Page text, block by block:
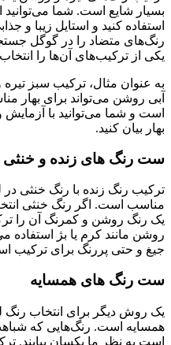
بسیار شایع است. شما می‌توانید
استفاده کنید و استایل زیبا و
رنگ‌های متضاد را در گوگل
یکی از ترکیب‌های آن‌ها را
به عنوان مثال، ترکیب سبز
آبی روشن می‌تواند برای بهار
است و شما می‌توانید با آزمایش
بهار بیان کنید.
ست رنگ های زنده و خنثی
ترکیب رنگ زنده با رنگ خنثی در
مناسب است. اگر رنگ خنثی
یک رنگ روشن و کمرنگ آن را
روشن مانند کرم یا بژ استفاده
جیغ و حتی پررنگ برای ترکیب
ست رنگ های همسایه
یک روش دیگر برای انتخاب رنگ
همسایه است. رنگ‌هایی که
است به نظر ما یکسان بیایند.